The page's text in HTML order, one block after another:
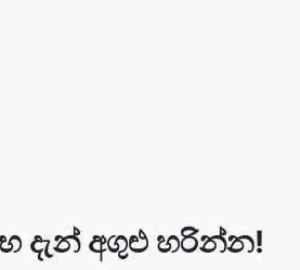
දැන් අගුළු හරින්න!